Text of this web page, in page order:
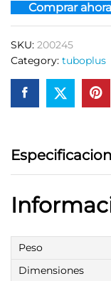
Comprar ahora
SKU: 200245
Category: tuboplus
Peso
Dimensiones